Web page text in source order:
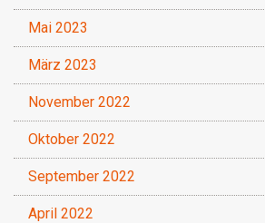
Mai 2023
März 2023
November 2022
Oktober 2022
September 2022
April 2022